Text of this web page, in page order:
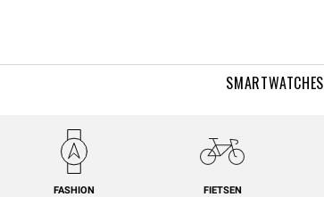
SMARTWATCHES
FASHION FIETSEN